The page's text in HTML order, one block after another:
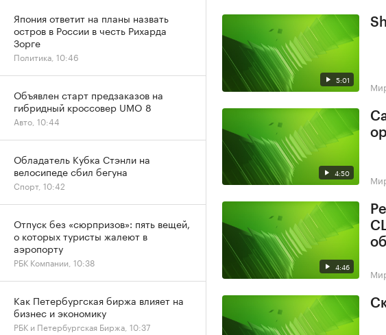
5:01
4:50
4:46
Япония ответит на планы назвать
остров в России в честь Рихарда
Зорге
Политика, 10:46
Объявлен старт предзаказов на
гибридный кроссовер UMO 8
Авто, 10:44
Обладатель Кубка Стэнли на
велосипеде сбил бегуна
Спорт, 10:42
Отпуск без «сюрпризов»: пять вещей,
о которых туристы жалеют в
аэропорту
РБК Компании, 10:38
Как Петербургская биржа влияет на
бизнес и экономику
РБК и Петербургская Биржа, 10:37